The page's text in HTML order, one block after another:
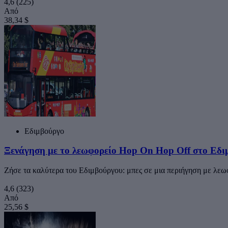
Από
38,34 $
Εδιμβούργο
Ξενάγηση με το λεωφορείο Hop On Hop Off στο
Ζήσε τα καλύτερα του Εδιμβούργου: μπες σε μια περιήγηση με
4,6 (323)
Από
25,56 $